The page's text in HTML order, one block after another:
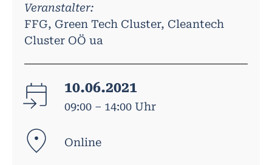
Veranstalter:
FFG, Green Tech Cluster, Cleantech
Cluster OÖ ua
10.06.2021
09:00 – 14:00 Uhr
Online